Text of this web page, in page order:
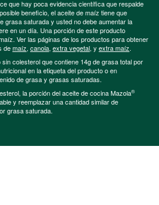
que hay poca evidencia científica que respalde
beneficio, el aceite de maíz tiene que
grasa saturada y usted no debe aumentar la
en un día. Una porción de este producto
Ver las páginas de los productos para obtener
demaíz, canola, extra vegetal, y extra maíz.
colesterol que contiene 14g de grasa total por
en la etiqueta del producto o en
de grasa y grasas saturadas.
la porción del aceite de cocina Mazola®
y reemplazar una cantidad similar de
grasa saturada.